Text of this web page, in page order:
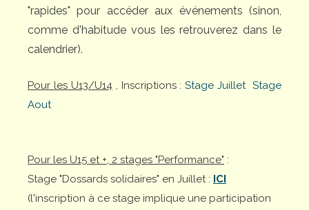
"rapides" pour accéder aux événements (sinon,
comme d'habitude vous les retrouverez dans le
calendrier).
Pour les U13/U14, Inscriptions :Stage Juillet Stage
Aout
Pour les U15 et +, 2 stages "Performance" :
Stage "Dossards solidaires" en Juillet : ICI
(l'inscription à ce stage implique une participation